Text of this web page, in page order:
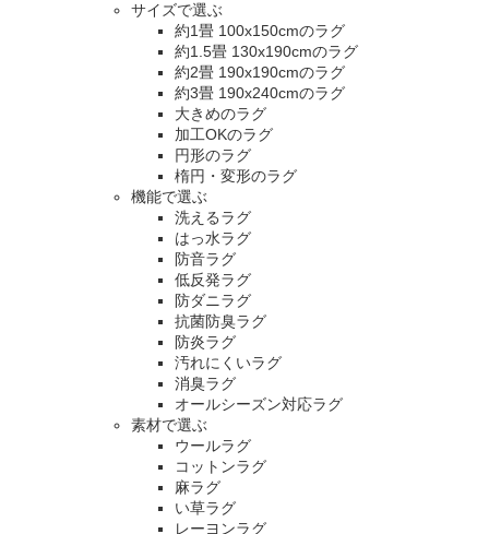
サイズで選ぶ
約1畳 100x150cmのラグ
約1.5畳 130x190cmのラグ
約2畳 190x190cmのラグ
約3畳 190x240cmのラグ
大きめのラグ
加工OKのラグ
円形のラグ
楕円・変形のラグ
機能で選ぶ
洗えるラグ
はっ水ラグ
防音ラグ
低反発ラグ
防ダニラグ
抗菌防臭ラグ
防炎ラグ
汚れにくいラグ
消臭ラグ
オールシーズン対応ラグ
素材で選ぶ
ウールラグ
コットンラグ
麻ラグ
い草ラグ
レーヨンラグ